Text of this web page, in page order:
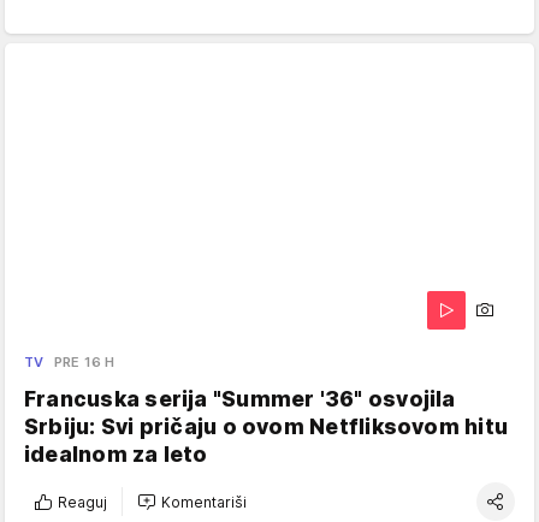
TV PRE 16 H
Francuska serija "Summer '36" osvojila
Srbiju: Svi pričaju o ovom Netfliksovom hitu
idealnom za leto
Reaguj Komentariši